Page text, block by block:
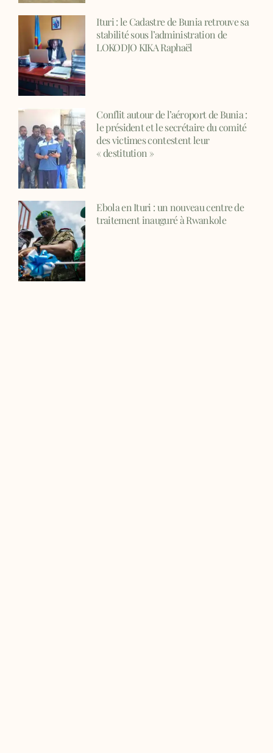
Ituri : le Cadastre de Bunia retrouve sa
stabilité sous l’administration de
LOKODJO KIKA Raphaël
Conflit autour de l’aéroport de Bunia :
le président et le secrétaire du comité
des victimes contestent leur
« destitution »
Ebola en Ituri : un nouveau centre de
traitement inauguré à Rwankole